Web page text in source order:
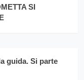
SI
guida. Si parte